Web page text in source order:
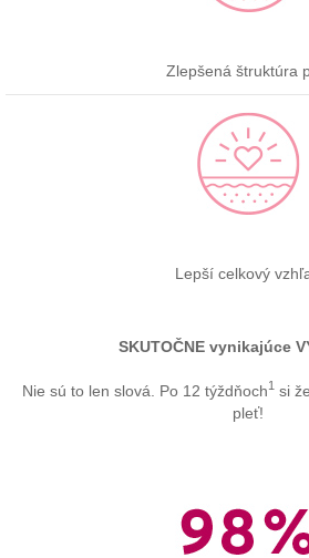
Zlepšená štruktúra
Lepší celkový
SKUTOČNE vynikajúce
Nie sú to len slová. Po 12 týždňoch1 si
pleť!